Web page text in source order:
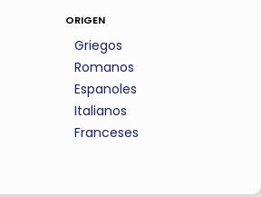
origen
Griegos
Romanos
Espanoles
Italianos
Franceses